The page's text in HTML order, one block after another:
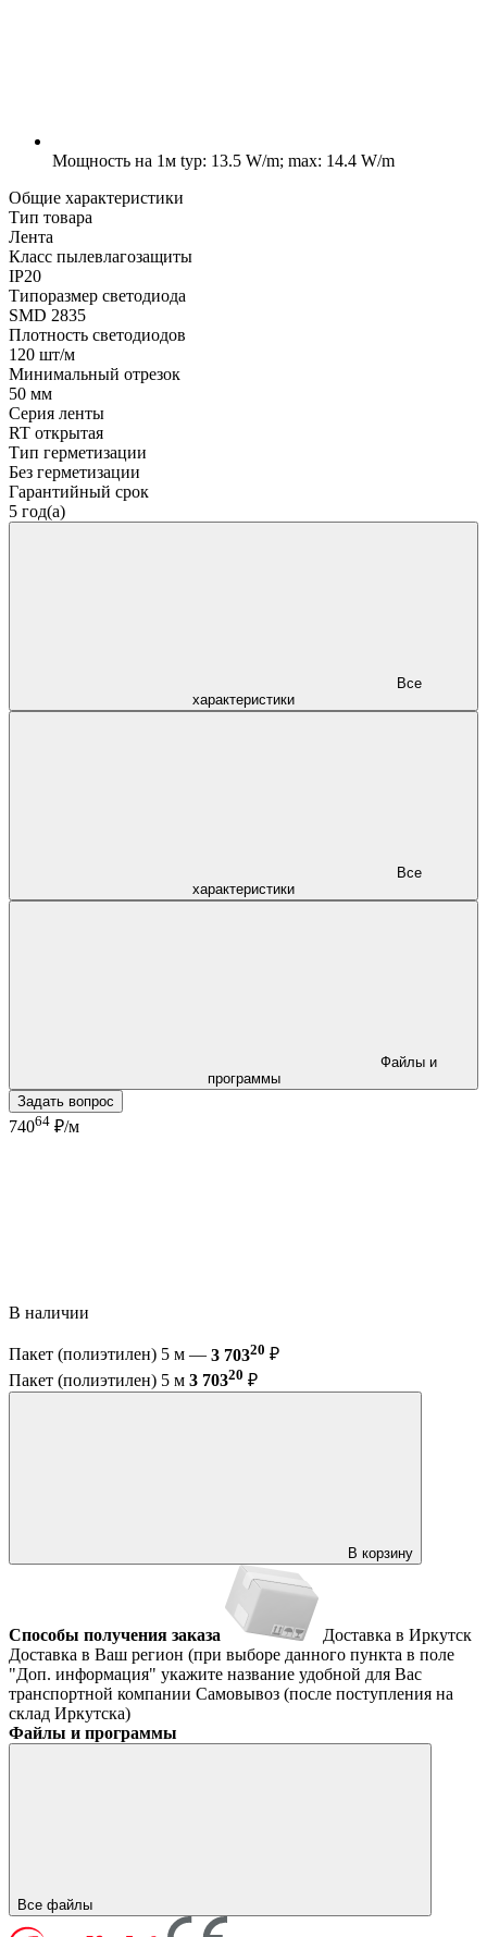
Мощность на 1м typ: 13.5 W/m; max: 14.4 W/m
Общие характеристики
Тип товара
Лента
Класс пылевлагозащиты
IP20
Типоразмер светодиода
SMD 2835
Плотность светодиодов
120 шт/м
Минимальный отрезок
50 мм
Серия ленты
RT открытая
Тип герметизации
Без герметизации
Гарантийный срок
5 год(а)
характеристики
характеристики
программы
Задать вопрос
74064 ₽/м
В наличии
Пакет (полиэтилен) 5 м — 3 70320 ₽
Пакет (полиэтилен) 5 м 3 70320 ₽
В корзину
Способы получения заказа
Доставка в Иркутск
Доставка в Ваш регион (при выборе данного пункта в поле
"Доп. информация" укажите название удобной для Вас
транспортной компании Самовывоз (после поступления на
склад Иркутска)
Файлы и программы
Все файлы